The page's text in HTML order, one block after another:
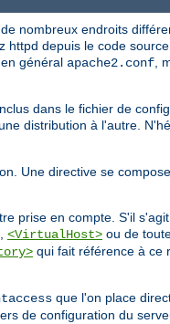
nombreux endroits
httpd depuis le code
général apache2.conf,
dans le fichier de
distribution à l'autre.
Une directive se
prise en compte. S'il
, <VirtualHost> ou de
qui fait référence à ce
que l'on place
de configuration du